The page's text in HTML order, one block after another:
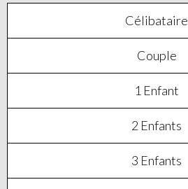
Célibataire
Couple
1 Enfant
2 Enfants
3 Enfants